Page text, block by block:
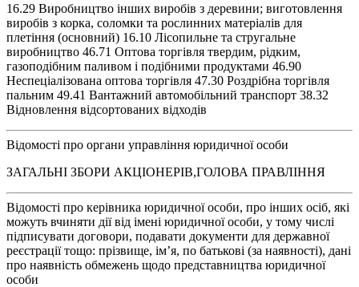
16.29 Виробництво інших виробів з деревини; виготовлення
виробів з корка, соломки та рослинних матеріалів для
плетіння (основний) 16.10 Лісопильне та стругальне
виробництво 46.71 Оптова торгівля твердим, рідким,
газоподібним паливом і подібними продуктами 46.90
Неспеціалізована оптова торгівля 47.30 Роздрібна торгівля
пальним 49.41 Вантажний автомобільний транспорт 38.32
Відновлення відсортованих відходів
Відомості про органи управління юридичної особи
ЗАГАЛЬНІ ЗБОРИ АКЦІОНЕРІВ,ГОЛОВА ПРАВЛІННЯ
Відомості про керівника юридичної особи, про інших осіб, які
можуть вчиняти дії від імені юридичної особи, у тому числі
підписувати договори, подавати документи для державної
реєстрації тощо: прізвище, ім’я, по батькові (за наявності), дані
про наявність обмежень щодо представництва юридичної
особи